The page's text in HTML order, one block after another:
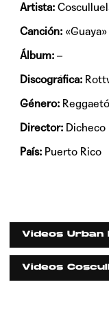
Artista:
Canción: «Guaya»
Álbum: –
Discográfica:
Género:
Director: Dicheco
País: Puerto Rico
Videos Urban
Videos